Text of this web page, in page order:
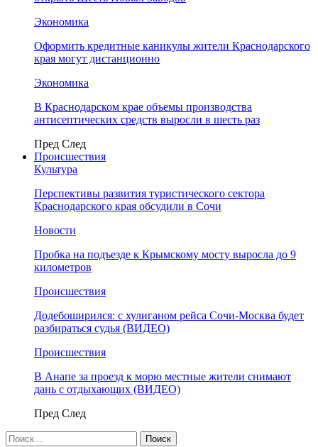
Экономика
Оформить кредитные каникулы жители Краснодарского
края могут дистанционно
Экономика
В Краснодарском крае объемы производства
антисептических средств выросли в шесть раз
Пред След
Происшествия
Культура
Перспективы развития туристического сектора
Краснодарского края обсудили в Сочи
Новости
Пробка на подъезде к Крымскому мосту выросла до 9
километров
Происшествия
Додебоширился: с хулиганом рейса Сочи-Москва будет
разбираться судья (ВИДЕО)
Происшествия
В Анапе за проезд к морю местные жители снимают
дань с отдыхающих (ВИДЕО)
Пред След